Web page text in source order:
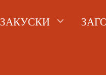
ЗАКУСКИ